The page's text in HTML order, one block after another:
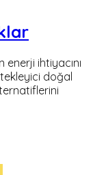
ihtiyacını
doğal